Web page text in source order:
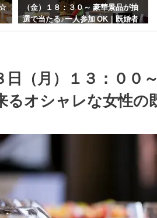
☆
（金）１８：３０～ 豪華景品が抽
選で当たる♪一人参加 OK｜既婚者
＠池袋】
日（月）１３：００
るオシャレな女性の